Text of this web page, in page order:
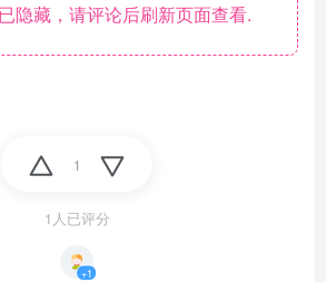
隐藏，请评论后刷新页面查看.
1
1人已评分
+1